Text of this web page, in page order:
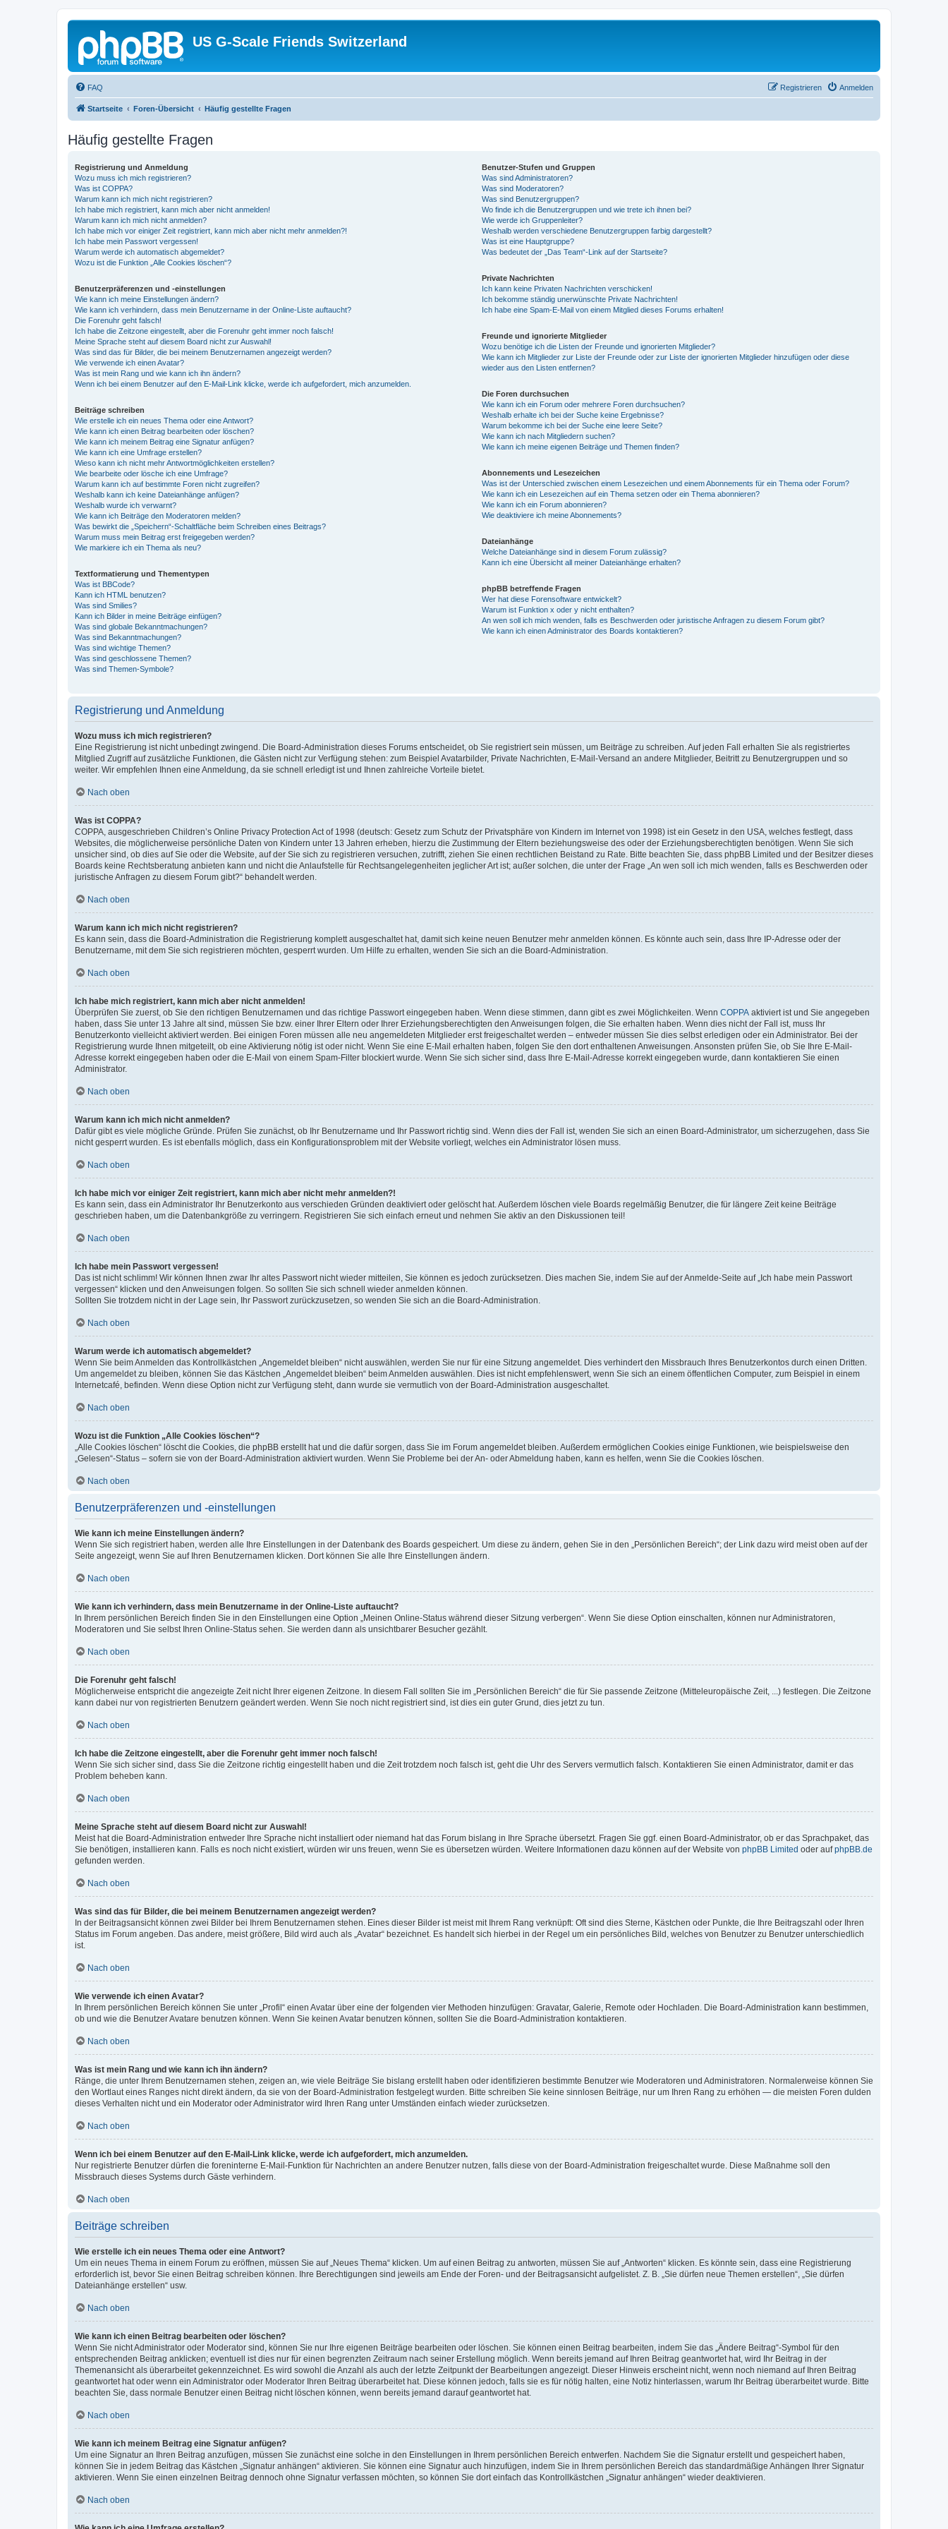
US G-Scale Friends Switzerland
FAQ Anmelden
Registrieren
Startseite Foren-Übersicht Häufig gestellte Fragen
Häufig gestellte Fragen
Registrierung und Anmeldung
Wozu muss ich mich registrieren?
Was ist COPPA?
Warum kann ich mich nicht registrieren?
Ich habe mich registriert, kann mich aber nicht anmelden!
Warum kann ich mich nicht anmelden?
Ich habe mich vor einiger Zeit registriert, kann mich aber nicht mehr anmelden?!
Ich habe mein Passwort vergessen!
Warum werde ich automatisch abgemeldet?
Wozu ist die Funktion „Alle Cookies löschen“?
Benutzerpräferenzen und -einstellungen
Wie kann ich meine Einstellungen ändern?
Wie kann ich verhindern, dass mein Benutzername in der Online-Liste auftaucht?
Die Forenuhr geht falsch!
Ich habe die Zeitzone eingestellt, aber die Forenuhr geht immer noch falsch!
Meine Sprache steht auf diesem Board nicht zur Auswahl!
Was sind das für Bilder, die bei meinem Benutzernamen angezeigt werden?
Wie verwende ich einen Avatar?
Was ist mein Rang und wie kann ich ihn ändern?
Wenn ich bei einem Benutzer auf den E-Mail-Link klicke, werde ich aufgefordert, mich anzumelden.
Beiträge schreiben
Wie erstelle ich ein neues Thema oder eine Antwort?
Wie kann ich einen Beitrag bearbeiten oder löschen?
Wie kann ich meinem Beitrag eine Signatur anfügen?
Wie kann ich eine Umfrage erstellen?
Wieso kann ich nicht mehr Antwortmöglichkeiten erstellen?
Wie bearbeite oder lösche ich eine Umfrage?
Warum kann ich auf bestimmte Foren nicht zugreifen?
Weshalb kann ich keine Dateianhänge anfügen?
Weshalb wurde ich verwarnt?
Wie kann ich Beiträge den Moderatoren melden?
Was bewirkt die „Speichern“-Schaltfläche beim Schreiben eines Beitrags?
Warum muss mein Beitrag erst freigegeben werden?
Wie markiere ich ein Thema als neu?
Textformatierung und Thementypen
Was ist BBCode?
Kann ich HTML benutzen?
Was sind Smilies?
Kann ich Bilder in meine Beiträge einfügen?
Was sind globale Bekanntmachungen?
Was sind Bekanntmachungen?
Was sind wichtige Themen?
Was sind geschlossene Themen?
Was sind Themen-Symbole?
Benutzer-Stufen und Gruppen
Was sind Administratoren?
Was sind Moderatoren?
Was sind Benutzergruppen?
Wo finde ich die Benutzergruppen und wie trete ich ihnen bei?
Wie werde ich Gruppenleiter?
Weshalb werden verschiedene Benutzergruppen farbig dargestellt?
Was ist eine Hauptgruppe?
Was bedeutet der „Das Team“-Link auf der Startseite?
Private Nachrichten
Ich kann keine Privaten Nachrichten verschicken!
Ich bekomme ständig unerwünschte Private Nachrichten!
Ich habe eine Spam-E-Mail von einem Mitglied dieses Forums erhalten!
Freunde und ignorierte Mitglieder
Wozu benötige ich die Listen der Freunde und ignorierten Mitglieder?
Wie kann ich Mitglieder zur Liste der Freunde oder zur Liste der ignorierten Mitglieder hinzufügen oder diese
wieder aus den Listen entfernen?
Die Foren durchsuchen
Wie kann ich ein Forum oder mehrere Foren durchsuchen?
Weshalb erhalte ich bei der Suche keine Ergebnisse?
Warum bekomme ich bei der Suche eine leere Seite?
Wie kann ich nach Mitgliedern suchen?
Wie kann ich meine eigenen Beiträge und Themen finden?
Abonnements und Lesezeichen
Was ist der Unterschied zwischen einem Lesezeichen und einem Abonnements für ein Thema oder Forum?
Wie kann ich ein Lesezeichen auf ein Thema setzen oder ein Thema abonnieren?
Wie kann ich ein Forum abonnieren?
Wie deaktiviere ich meine Abonnements?
Dateianhänge
Welche Dateianhänge sind in diesem Forum zulässig?
Kann ich eine Übersicht all meiner Dateianhänge erhalten?
phpBB betreffende Fragen
Wer hat diese Forensoftware entwickelt?
Warum ist Funktion x oder y nicht enthalten?
An wen soll ich mich wenden, falls es Beschwerden oder juristische Anfragen zu diesem Forum gibt?
Wie kann ich einen Administrator des Boards kontaktieren?
Registrierung und Anmeldung
Wozu muss ich mich registrieren?
Eine Registrierung ist nicht unbedingt zwingend. Die Board-Administration dieses Forums entscheidet, ob Sie registriert sein müssen, um Beiträge zu schreiben. Auf jeden Fall erhalten Sie als registriertes
Mitglied Zugriff auf zusätzliche Funktionen, die Gästen nicht zur Verfügung stehen: zum Beispiel Avatarbilder, Private Nachrichten, E-Mail-Versand an andere Mitglieder, Beitritt zu Benutzergruppen und so
weiter. Wir empfehlen Ihnen eine Anmeldung, da sie schnell erledigt ist und Ihnen zahlreiche Vorteile bietet.
Nach oben
Was ist COPPA?
COPPA, ausgeschrieben Children’s Online Privacy Protection Act of 1998 (deutsch: Gesetz zum Schutz der Privatsphäre von Kindern im Internet von 1998) ist ein Gesetz in den USA, welches festlegt, dass
Websites, die möglicherweise persönliche Daten von Kindern unter 13 Jahren erheben, hierzu die Zustimmung der Eltern beziehungsweise des oder der Erziehungsberechtigten benötigen. Wenn Sie sich
unsicher sind, ob dies auf Sie oder die Website, auf der Sie sich zu registrieren versuchen, zutrifft, ziehen Sie einen rechtlichen Beistand zu Rate. Bitte beachten Sie, dass phpBB Limited und der Besitzer dieses
Boards keine Rechtsberatung anbieten kann und nicht die Anlaufstelle für Rechtsangelegenheiten jeglicher Art ist; außer solchen, die unter der Frage „An wen soll ich mich wenden, falls es Beschwerden oder
juristische Anfragen zu diesem Forum gibt?“ behandelt werden.
Nach oben
Warum kann ich mich nicht registrieren?
Es kann sein, dass die Board-Administration die Registrierung komplett ausgeschaltet hat, damit sich keine neuen Benutzer mehr anmelden können. Es könnte auch sein, dass Ihre IP-Adresse oder der
Benutzername, mit dem Sie sich registrieren möchten, gesperrt wurden. Um Hilfe zu erhalten, wenden Sie sich an die Board-Administration.
Nach oben
Ich habe mich registriert, kann mich aber nicht anmelden!
Überprüfen Sie zuerst, ob Sie den richtigen Benutzernamen und das richtige Passwort eingegeben haben. Wenn diese stimmen, dann gibt es zwei Möglichkeiten. Wenn COPPA aktiviert ist und Sie angegeben
haben, dass Sie unter 13 Jahre alt sind, müssen Sie bzw. einer Ihrer Eltern oder Ihrer Erziehungsberechtigten den Anweisungen folgen, die Sie erhalten haben. Wenn dies nicht der Fall ist, muss Ihr
Benutzerkonto vielleicht aktiviert werden. Bei einigen Foren müssen alle neu angemeldeten Mitglieder erst freigeschaltet werden – entweder müssen Sie dies selbst erledigen oder ein Administrator. Bei der
Registrierung wurde Ihnen mitgeteilt, ob eine Aktivierung nötig ist oder nicht. Wenn Sie eine E-Mail erhalten haben, folgen Sie den dort enthaltenen Anweisungen. Ansonsten prüfen Sie, ob Sie Ihre E-Mail-
Adresse korrekt eingegeben haben oder die E-Mail von einem Spam-Filter blockiert wurde. Wenn Sie sich sicher sind, dass Ihre E-Mail-Adresse korrekt eingegeben wurde, dann kontaktieren Sie einen
Administrator.
Nach oben
Warum kann ich mich nicht anmelden?
Dafür gibt es viele mögliche Gründe. Prüfen Sie zunächst, ob Ihr Benutzername und Ihr Passwort richtig sind. Wenn dies der Fall ist, wenden Sie sich an einen Board-Administrator, um sicherzugehen, dass Sie
nicht gesperrt wurden. Es ist ebenfalls möglich, dass ein Konfigurationsproblem mit der Website vorliegt, welches ein Administrator lösen muss.
Nach oben
Ich habe mich vor einiger Zeit registriert, kann mich aber nicht mehr anmelden?!
Es kann sein, dass ein Administrator Ihr Benutzerkonto aus verschieden Gründen deaktiviert oder gelöscht hat. Außerdem löschen viele Boards regelmäßig Benutzer, die für längere Zeit keine Beiträge
geschrieben haben, um die Datenbankgröße zu verringern. Registrieren Sie sich einfach erneut und nehmen Sie aktiv an den Diskussionen teil!
Nach oben
Ich habe mein Passwort vergessen!
Das ist nicht schlimm! Wir können Ihnen zwar Ihr altes Passwort nicht wieder mitteilen, Sie können es jedoch zurücksetzen. Dies machen Sie, indem Sie auf der Anmelde-Seite auf „Ich habe mein Passwort
vergessen“ klicken und den Anweisungen folgen. So sollten Sie sich schnell wieder anmelden können.
Sollten Sie trotzdem nicht in der Lage sein, Ihr Passwort zurückzusetzen, so wenden Sie sich an die Board-Administration.
Nach oben
Warum werde ich automatisch abgemeldet?
Wenn Sie beim Anmelden das Kontrollkästchen „Angemeldet bleiben“ nicht auswählen, werden Sie nur für eine Sitzung angemeldet. Dies verhindert den Missbrauch Ihres Benutzerkontos durch einen Dritten.
Um angemeldet zu bleiben, können Sie das Kästchen „Angemeldet bleiben“ beim Anmelden auswählen. Dies ist nicht empfehlenswert, wenn Sie sich an einem öffentlichen Computer, zum Beispiel in einem
Internetcafé, befinden. Wenn diese Option nicht zur Verfügung steht, dann wurde sie vermutlich von der Board-Administration ausgeschaltet.
Nach oben
Wozu ist die Funktion „Alle Cookies löschen“?
„Alle Cookies löschen“ löscht die Cookies, die phpBB erstellt hat und die dafür sorgen, dass Sie im Forum angemeldet bleiben. Außerdem ermöglichen Cookies einige Funktionen, wie beispielsweise den
„Gelesen“-Status – sofern sie von der Board-Administration aktiviert wurden. Wenn Sie Probleme bei der An- oder Abmeldung haben, kann es helfen, wenn Sie die Cookies löschen.
Nach oben
Benutzerpräferenzen und -einstellungen
Wie kann ich meine Einstellungen ändern?
Wenn Sie sich registriert haben, werden alle Ihre Einstellungen in der Datenbank des Boards gespeichert. Um diese zu ändern, gehen Sie in den „Persönlichen Bereich“; der Link dazu wird meist oben auf der
Seite angezeigt, wenn Sie auf Ihren Benutzernamen klicken. Dort können Sie alle Ihre Einstellungen ändern.
Nach oben
Wie kann ich verhindern, dass mein Benutzername in der Online-Liste auftaucht?
In Ihrem persönlichen Bereich finden Sie in den Einstellungen eine Option „Meinen Online-Status während dieser Sitzung verbergen“. Wenn Sie diese Option einschalten, können nur Administratoren,
Moderatoren und Sie selbst Ihren Online-Status sehen. Sie werden dann als unsichtbarer Besucher gezählt.
Nach oben
Die Forenuhr geht falsch!
Möglicherweise entspricht die angezeigte Zeit nicht Ihrer eigenen Zeitzone. In diesem Fall sollten Sie im „Persönlichen Bereich“ die für Sie passende Zeitzone (Mitteleuropäische Zeit, ...) festlegen. Die Zeitzone
kann dabei nur von registrierten Benutzern geändert werden. Wenn Sie noch nicht registriert sind, ist dies ein guter Grund, dies jetzt zu tun.
Nach oben
Ich habe die Zeitzone eingestellt, aber die Forenuhr geht immer noch falsch!
Wenn Sie sich sicher sind, dass Sie die Zeitzone richtig eingestellt haben und die Zeit trotzdem noch falsch ist, geht die Uhr des Servers vermutlich falsch. Kontaktieren Sie einen Administrator, damit er das
Problem beheben kann.
Nach oben
Meine Sprache steht auf diesem Board nicht zur Auswahl!
Meist hat die Board-Administration entweder Ihre Sprache nicht installiert oder niemand hat das Forum bislang in Ihre Sprache übersetzt. Fragen Sie ggf. einen Board-Administrator, ob er das Sprachpaket, das
Sie benötigen, installieren kann. Falls es noch nicht existiert, würden wir uns freuen, wenn Sie es übersetzen würden. Weitere Informationen dazu können auf der Website von phpBB Limited oder aufphpBB.de
gefunden werden.
Nach oben
Was sind das für Bilder, die bei meinem Benutzernamen angezeigt werden?
In der Beitragsansicht können zwei Bilder bei Ihrem Benutzernamen stehen. Eines dieser Bilder ist meist mit Ihrem Rang verknüpft: Oft sind dies Sterne, Kästchen oder Punkte, die Ihre Beitragszahl oder Ihren
Status im Forum angeben. Das andere, meist größere, Bild wird auch als „Avatar“ bezeichnet. Es handelt sich hierbei in der Regel um ein persönliches Bild, welches von Benutzer zu Benutzer unterschiedlich
ist.
Nach oben
Wie verwende ich einen Avatar?
In Ihrem persönlichen Bereich können Sie unter „Profil“ einen Avatar über eine der folgenden vier Methoden hinzufügen: Gravatar, Galerie, Remote oder Hochladen. Die Board-Administration kann bestimmen,
ob und wie die Benutzer Avatare benutzen können. Wenn Sie keinen Avatar benutzen können, sollten Sie die Board-Administration kontaktieren.
Nach oben
Was ist mein Rang und wie kann ich ihn ändern?
Ränge, die unter Ihrem Benutzernamen stehen, zeigen an, wie viele Beiträge Sie bislang erstellt haben oder identifizieren bestimmte Benutzer wie Moderatoren und Administratoren. Normalerweise können Sie
den Wortlaut eines Ranges nicht direkt ändern, da sie von der Board-Administration festgelegt wurden. Bitte schreiben Sie keine sinnlosen Beiträge, nur um Ihren Rang zu erhöhen — die meisten Foren dulden
dieses Verhalten nicht und ein Moderator oder Administrator wird Ihren Rang unter Umständen einfach wieder zurücksetzen.
Nach oben
Wenn ich bei einem Benutzer auf den E-Mail-Link klicke, werde ich aufgefordert, mich anzumelden.
Nur registrierte Benutzer dürfen die foreninterne E-Mail-Funktion für Nachrichten an andere Benutzer nutzen, falls diese von der Board-Administration freigeschaltet wurde. Diese Maßnahme soll den
Missbrauch dieses Systems durch Gäste verhindern.
Nach oben
Beiträge schreiben
Wie erstelle ich ein neues Thema oder eine Antwort?
Um ein neues Thema in einem Forum zu eröffnen, müssen Sie auf „Neues Thema“ klicken. Um auf einen Beitrag zu antworten, müssen Sie auf „Antworten“ klicken. Es könnte sein, dass eine Registrierung
erforderlich ist, bevor Sie einen Beitrag schreiben können. Ihre Berechtigungen sind jeweils am Ende der Foren- und der Beitragsansicht aufgelistet. Z. B. „Sie dürfen neue Themen erstellen“, „Sie dürfen
Dateianhänge erstellen“ usw.
Nach oben
Wie kann ich einen Beitrag bearbeiten oder löschen?
Wenn Sie nicht Administrator oder Moderator sind, können Sie nur Ihre eigenen Beiträge bearbeiten oder löschen. Sie können einen Beitrag bearbeiten, indem Sie das „Ändere Beitrag“-Symbol für den
entsprechenden Beitrag anklicken; eventuell ist dies nur für einen begrenzten Zeitraum nach seiner Erstellung möglich. Wenn bereits jemand auf Ihren Beitrag geantwortet hat, wird Ihr Beitrag in der
Themenansicht als überarbeitet gekennzeichnet. Es wird sowohl die Anzahl als auch der letzte Zeitpunkt der Bearbeitungen angezeigt. Dieser Hinweis erscheint nicht, wenn noch niemand auf Ihren Beitrag
geantwortet hat oder wenn ein Administrator oder Moderator Ihren Beitrag überarbeitet hat. Diese können jedoch, falls sie es für nötig halten, eine Notiz hinterlassen, warum Ihr Beitrag überarbeitet wurde. Bitte
beachten Sie, dass normale Benutzer einen Beitrag nicht löschen können, wenn bereits jemand darauf geantwortet hat.
Nach oben
Wie kann ich meinem Beitrag eine Signatur anfügen?
Um eine Signatur an Ihren Beitrag anzufügen, müssen Sie zunächst eine solche in den Einstellungen in Ihrem persönlichen Bereich entwerfen. Nachdem Sie die Signatur erstellt und gespeichert haben,
können Sie in jedem Beitrag das Kästchen „Signatur anhängen“ aktivieren. Sie können eine Signatur auch hinzufügen, indem Sie in Ihrem persönlichen Bereich das standardmäßige Anhängen Ihrer Signatur
aktivieren. Wenn Sie einen einzelnen Beitrag dennoch ohne Signatur verfassen möchten, so können Sie dort einfach das Kontrollkästchen „Signatur anhängen“ wieder deaktivieren.
Nach oben